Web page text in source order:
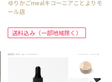
ゆりかごmealキコーニアことよりモ
ール店
送料込み（一部地域除く）